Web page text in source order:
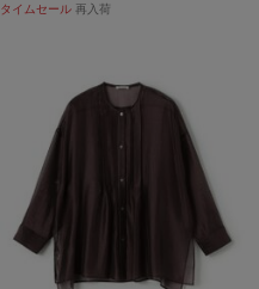
タイムセール再入荷